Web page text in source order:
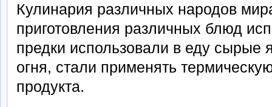
Кулинария различных народов
приготовления различных блюд
предки использовали в еду сырые
огня, стали применять
продукта.